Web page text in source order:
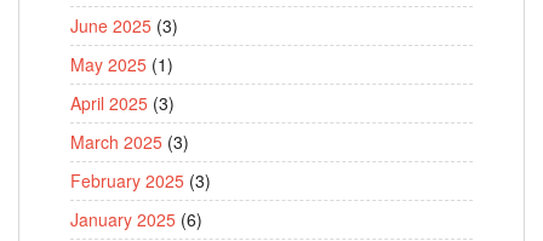
June 2025 (3)
May 2025 (1)
April 2025 (3)
March 2025 (3)
February 2025 (3)
January 2025 (6)